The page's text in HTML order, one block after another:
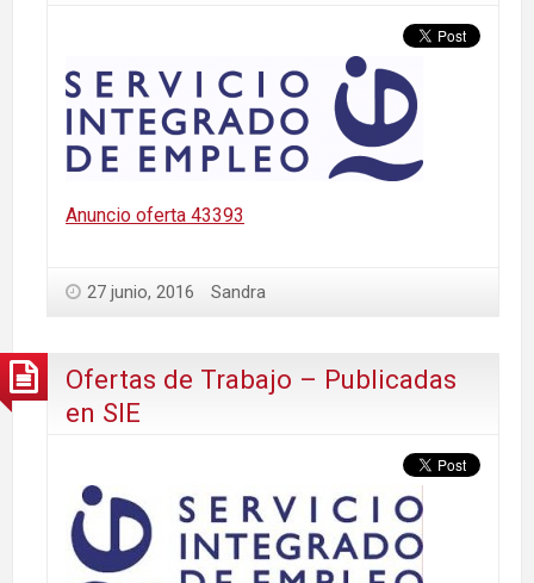
Anuncio oferta 43393
27 junio, 2016 Sandra
Ofertas de Trabajo – Publicadas
en SIE